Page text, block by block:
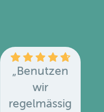
„Benutzen
wir
regelmässig